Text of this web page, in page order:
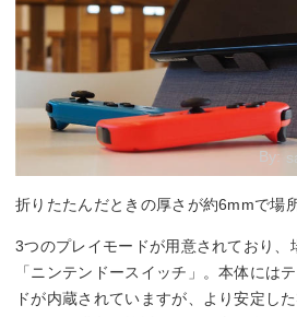
By:
折りたたんだときの厚さが約6mmで場
3つのプレイモードが用意されており、
「ニンテンドースイッチ」。本体には
ドが内蔵されていますが、より安定し